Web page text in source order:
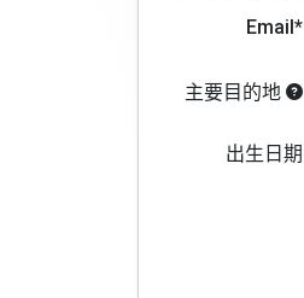
Email*
主要目的地
出生日期